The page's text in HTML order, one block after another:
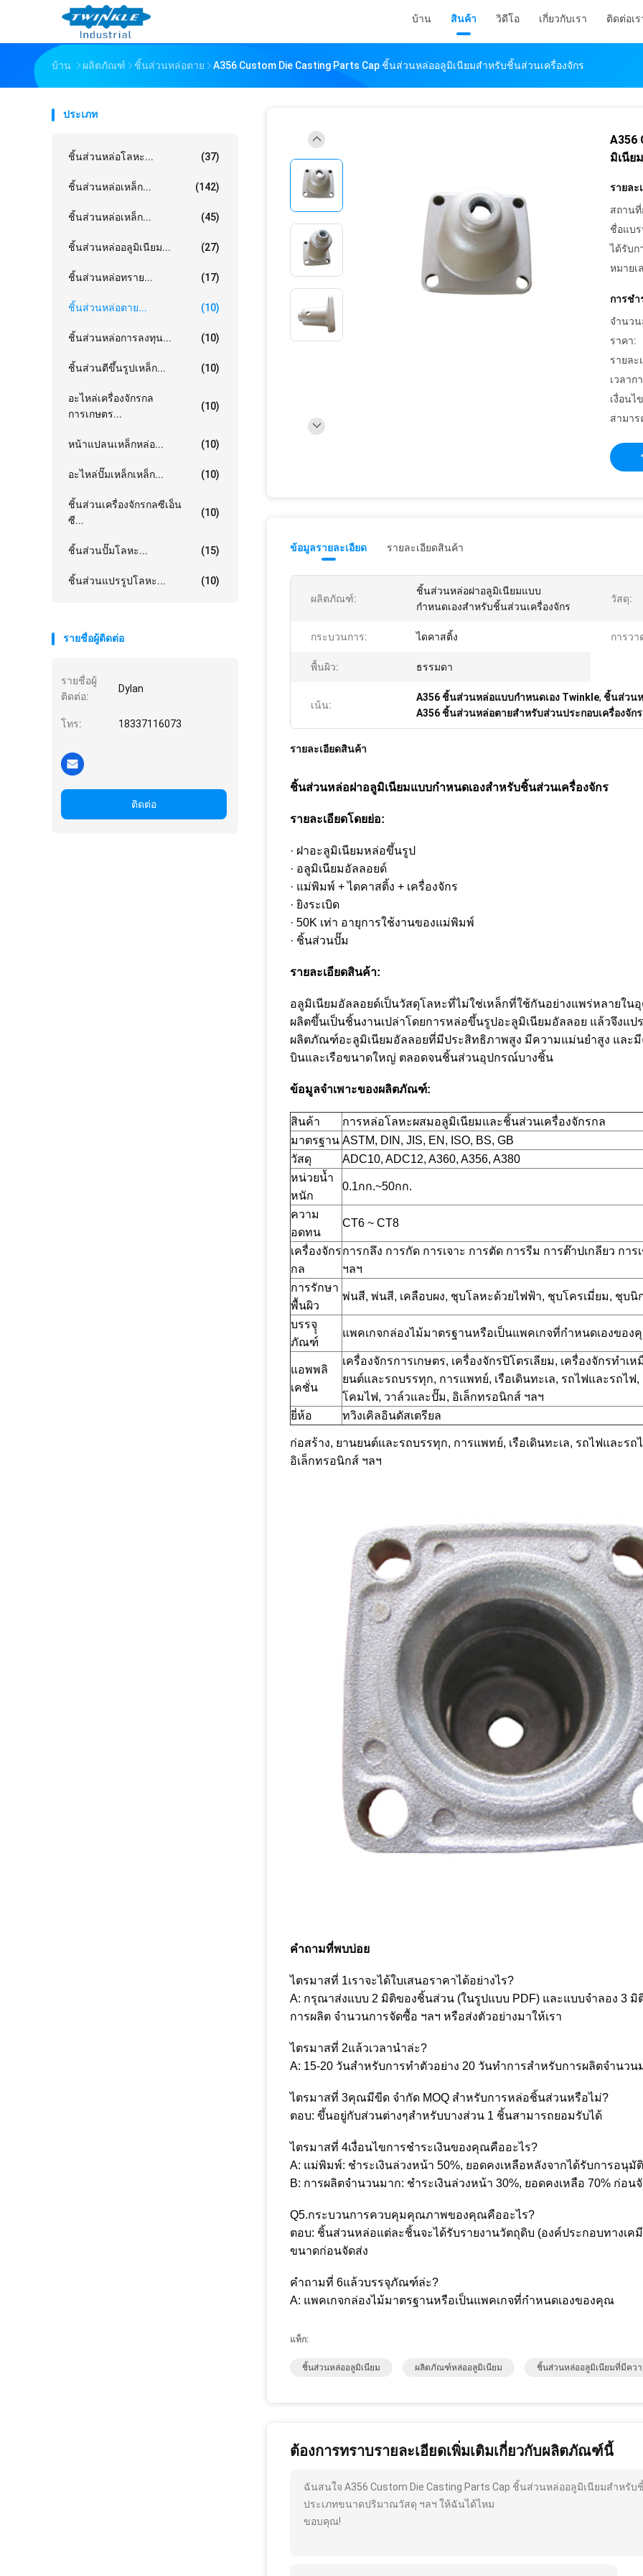
บ้าน สินค้า วิดีโอ เกี่ยวกับเรา ติดต่อเร
บ้าน ผลิตภัณฑ์ ชิ้นส่วนหล่อตาย A356 Custom Die Casting Parts Cap ชิ้นส่วนหล่ออลูมิเนียมสำหรับชิ้นส่วนเครื่องจักร
ประเภท
ชิ้นส่วนหล่อโลหะ... (37)
ชิ้นส่วนหล่อเหล็ก... (142)
ชิ้นส่วนหล่อเหล็ก... (45)
ชิ้นส่วนหล่ออลูมิเนียม... (27)
ชิ้นส่วนหล่อทราย... (17)
ชิ้นส่วนหล่อตาย... (10)
ชิ้นส่วนหล่อการลงทุน... (10)
ชิ้นส่วนตีขึ้นรูปเหล็ก... (10)
อะไหล่เครื่องจักรกล
การเกษตร...
(10)
หน้าแปลนเหล็กหล่อ... (10)
อะไหล่ปั๊มเหล็กเหล็ก... (10)
ชิ้นส่วนเครื่องจักรกลซีเอ็น
ซี...
(10)
ชิ้นส่วนปั๊มโลหะ... (15)
ชิ้นส่วนแปรรูปโลหะ... (10)
รายชื่อผู้ติดต่อ
รายชื่อผู้
ติดต่อ:
Dylan
โทร: 18337116073
ติดต่อ
A356
มิเนีย
รายละ
สถานที่
ชื่อแบ
ได้รับก
หมายเ
การชำ
จำนว
ราคา:
รายละ
เวลาก
เงื่อนไ
สามาร
ข้อมูลรายละเอียด รายละเอียดสินค้า
ผลิตภัณฑ์:
ชิ้นส่วนหล่อฝาอลูมิเนียมแบบ
กำหนดเองสำหรับชิ้นส่วนเครื่องจักร
วัสดุ:
กระบวนการ: ไดคาสติ้ง การวา
พื้นผิว: ธรรมดา
เน้น:
A356 ชิ้นส่วนหล่อแบบกำหนดเอง Twinkle, ชิ้นส่วน
A356 ชิ้นส่วนหล่อตายสำหรับส่วนประกอบเครื่องจักร
รายละเอียดสินค้า
ชิ้นส่วนหล่อฝาอลูมิเนียมแบบกำหนดเองสำหรับชิ้นส่วนเครื่องจักร
รายละเอียดโดยย่อ:
· ฝาอะลูมิเนียมหล่อขึ้นรูป
· อลูมิเนียมอัลลอยด์
· แม่พิมพ์ + ไดคาสติ้ง + เครื่องจักร
· ยิงระเบิด
· 50K เท่า อายุการใช้งานของแม่พิมพ์
· ชิ้นส่วนปั๊ม
รายละเอียดสินค้า:
อลูมิเนียมอัลลอยด์เป็นวัสดุโลหะที่ไม่ใช่เหล็กที่ใช้กันอย่างแพร่หลายใ
ผลิตขึ้นเป็นชิ้นงานเปล่าโดยการหล่อขึ้นรูปอะลูมิเนียมอัลลอย แล้วจึงแ
ผลิตภัณฑ์อะลูมิเนียมอัลลอยที่มีประสิทธิภาพสูง มีความแม่นยำสูง และมี
บินและเรือขนาดใหญ่ ตลอดจนชิ้นส่วนอุปกรณ์บางชิ้น
ข้อมูลจำเพาะของผลิตภัณฑ์:
สินค้า
การหล่อโลหะผสมอลูมิเนียมและชิ้นส่วนเครื่องจักรกล
มาตรฐาน ASTM, DIN, JIS, EN, ISO, BS, GB
วัสดุ
ADC10, ADC12, A360, A356, A380
หน่วยน้ำ
หนัก
0.1กก.~50กก.
ความ
อดทน
CT6 ~ CT8
เครื่องจักร
กล
การกลึง การกัด การเจาะ การตัด การรีม การต๊าปเกลียว การ
ฯลฯ
การรักษา
พื้นผิว
พ่นสี, พ่นสี, เคลือบผง, ชุบโลหะด้วยไฟฟ้า, ชุบโครเมี่ยม, ชุบนิ
บรรจุุ
ภัณฑ์
แพคเกจกล่องไม้มาตรฐานหรือเป็นแพคเกจที่กำหนดเองของ
แอพพลิ
เคชั่น
เครื่องจักรการเกษตร, เครื่องจักรปิโตรเลียม, เครื่องจักรทำเ
ยนต์และรถบรรทุก, การแพทย์, เรือเดินทะเล, รถไฟและรถไฟ,
โคมไฟ, วาล์วและปั๊ม, อิเล็กทรอนิกส์ ฯลฯ
ยี่ห้อ
ทวิงเคิลอินดัสเตรียล
ก่อสร้าง, ยานยนต์และรถบรรทุก, การแพทย์, เรือเดินทะเล, รถไฟและรถ
อิเล็กทรอนิกส์ ฯลฯ
คำถามที่พบบ่อย
ไตรมาสที่ 1เราจะได้ใบเสนอราคาได้อย่างไร?
A: กรุณาส่งแบบ 2 มิติของชิ้นส่วน (ในรูปแบบ PDF) และแบบจำลอง 3
การผลิต จำนวนการจัดซื้อ ฯลฯ หรือส่งตัวอย่างมาให้เรา
ไตรมาสที่ 2แล้วเวลานำล่ะ?
A: 15-20 วันสำหรับการทำตัวอย่าง 20 วันทำการสำหรับการผลิตจำนวน
ไตรมาสที่ 3คุณมีขีด จำกัด MOQ สำหรับการหล่อชิ้นส่วนหรือไม่?
ตอบ: ขึ้นอยู่กับส่วนต่างๆสำหรับบางส่วน 1 ชิ้นสามารถยอมรับได้
ไตรมาสที่ 4เงื่อนไขการชำระเงินของคุณคืออะไร?
A: แม่พิมพ์: ชำระเงินล่วงหน้า 50%, ยอดคงเหลือหลังจากได้รับการอนุมั
B: การผลิตจำนวนมาก: ชำระเงินล่วงหน้า 30%, ยอดคงเหลือ 70% ก่อน
Q5.กระบวนการควบคุมคุณภาพของคุณคืออะไร?
ตอบ: ชิ้นส่วนหล่อแต่ละชิ้นจะได้รับรายงานวัตถุดิบ (องค์ประกอบทางเ
ขนาดก่อนจัดส่ง
คำถามที่ 6แล้วบรรจุภัณฑ์ล่ะ?
A: แพคเกจกล่องไม้มาตรฐานหรือเป็นแพคเกจที่กำหนดเองของคุณ
แท็ก:
ชิ้นส่วนหล่ออลูมิเนียม ผลิตภัณฑ์หล่ออลูมิเนียม ชิ้นส่วนหล่ออลูมิเนียมที่มีคว
ต้องการทราบรายละเอียดเพิ่มเติมเกี่ยวกับผลิตภัณฑ์นี้
ฉันสนใจ A356 Custom Die Casting Parts Cap ชิ้นส่วนหล่ออลูมิเนียมสำหรั
ประเภทขนาดปริมาณวัสดุ ฯลฯ ให้ฉันได้ไหม
ขอบคุณ!